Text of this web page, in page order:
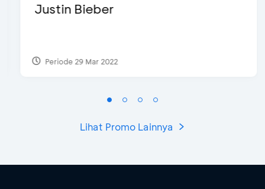
Justin Bieber
Periode 29 Mar 2022
Lihat Promo Lainnya